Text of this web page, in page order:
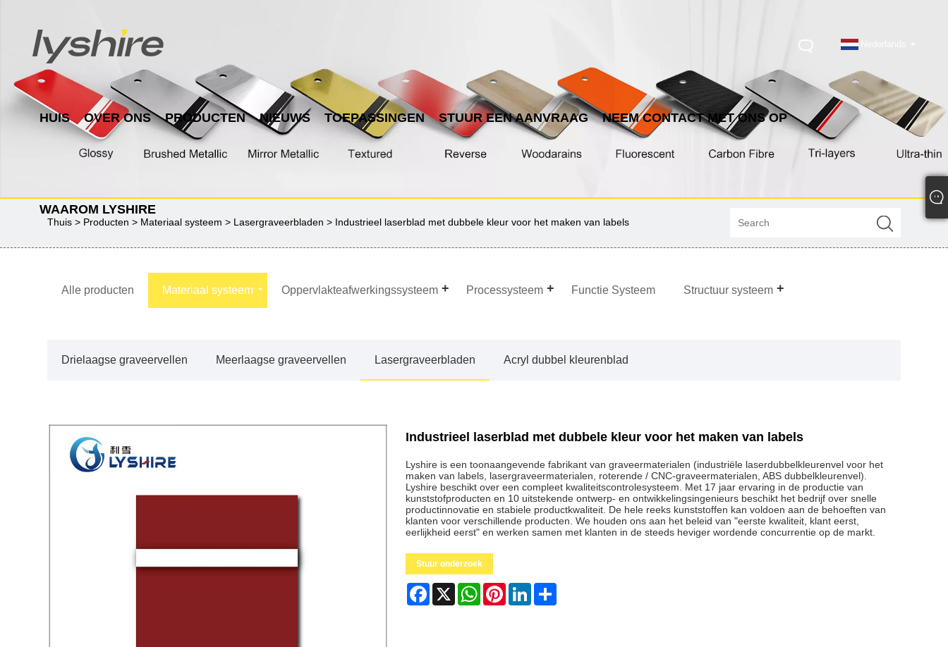
HUIS OVER ONS PRODUCTEN NIEUWS TOEPASSINGEN STUUR EEN AANVRAAG NEEM CONTACT MET ONS OP
WAAROM LYSHIRE
Thuis > Producten > Materiaal systeem > Lasergraveerbladen > Industrieel laserblad met dubbele kleur voor het maken van labels
Alle producten Materiaal systeem Oppervlakteafwerkingssysteem Processysteem Functie Systeem Structuur systeem
Drielaagse graveervellen Meerlaagse graveervellen Lasergraveerbladen Acryl dubbel kleurenblad
Industrieel laserblad met dubbele kleur voor het maken van labels
Lyshire is een toonaangevende fabrikant van graveermaterialen (industriële laserdubbelkleurenvel voor het
maken van labels, lasergraveermaterialen, roterende / CNC-graveermaterialen, ABS dubbelkleurenvel).
Lyshire beschikt over een compleet kwaliteitscontrolesysteem. Met 17 jaar ervaring in de productie van
kunststofproducten en 10 uitstekende ontwerp- en ontwikkelingsingenieurs beschikt het bedrijf over snelle
productinnovatie en stabiele productkwaliteit. De hele reeks kunststoffen kan voldoen aan de behoeften van
klanten voor verschillende producten. We houden ons aan het beleid van "eerste kwaliteit, klant eerst,
eerlijkheid eerst" en werken samen met klanten in de steeds heviger wordende concurrentie op de markt.
Stuur onderzoek
Facebook
X WhatsAppPinterestLinkedIn